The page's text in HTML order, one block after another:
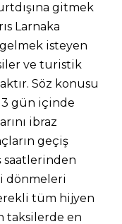
gitmek
Larnaka
isteyen
ve turistik
Söz konusu
3 gün içinde
ibraz
geçiş
saatlerinden
dönmeleri
tüm hijyen
taksilerde en